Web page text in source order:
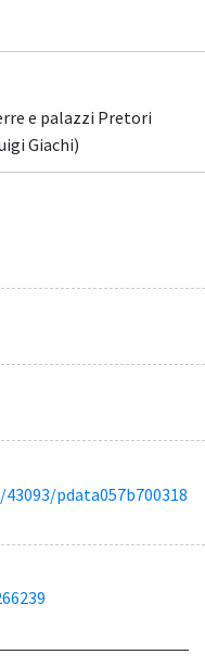
e palazzi Pretori
Giachi)
pdata057b700318